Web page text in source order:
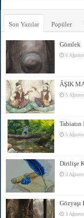
Son Yazılar Popüler
Gömlek
6
ÂŞIK
5
5
Dirilişe
3
Gözyaşı
3